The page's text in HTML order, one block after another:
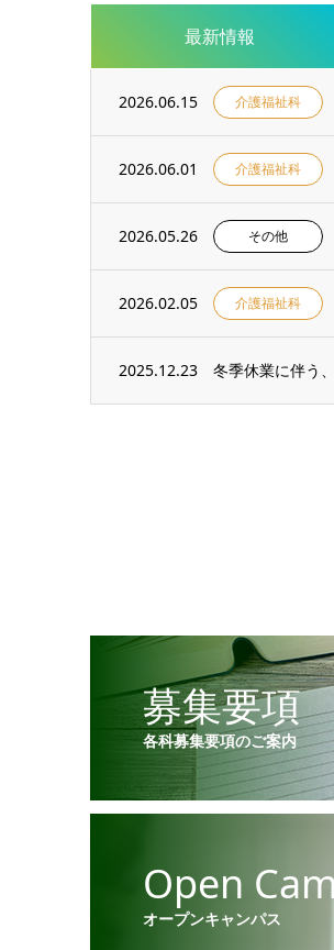
最新情報
2026.06.15 介護福祉科
2026.06.01 介護福祉科
2026.05.26 その他
2026.02.05 介護福祉科
2025.12.23 冬季休業に伴う
募集要項
各科募集要項のご案内
Open
オープンキャンパス